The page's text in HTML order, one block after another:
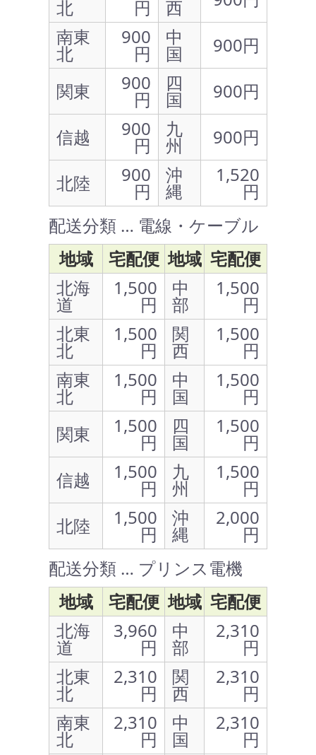
北 円 西
南東
北
900
円
中
国
900円
関東
900
円
四
国
900円
信越
900
円
九
州
900円
北陸
900
円
沖
縄
1,520
円
配送分類 … 電線・ケーブル
地域
宅配便 地域 宅配便
北海
道
1,500
円
中
部
1,500
円
北東
北
1,500
円
関
西
1,500
円
南東
北
1,500
円
中
国
1,500
円
関東
1,500
円
四
国
1,500
円
信越
1,500
円
九
州
1,500
円
北陸
1,500
円
沖
縄
2,000
円
配送分類 … プリンス電機
地域
宅配便 地域 宅配便
北海
道
3,960
円
中
部
2,310
円
北東
北
2,310
円
関
西
2,310
円
南東
北
2,310
円
中
国
2,310
円